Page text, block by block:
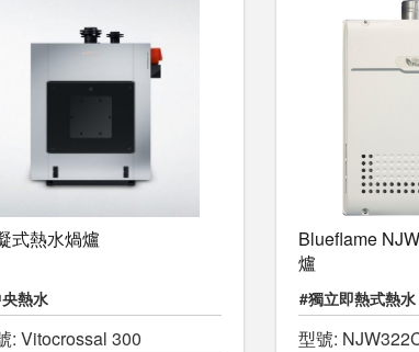
式熱水煱爐
熱水
: Vitocrossal 300
Blueflame
爐
#獨立即熱式熱水
#暖水游泳池
#
型號: